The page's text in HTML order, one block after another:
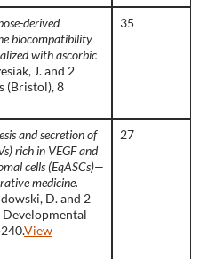
derived
biocompatibility
with ascorbic
J. and 2
(Bristol), 8
35
and secretion of
rich in VEGF and
cells (EqASCs)—
medicine.
D. and 2
View
27